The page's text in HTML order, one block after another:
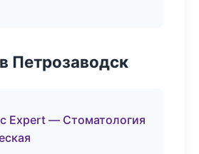
Петрозаводск
Expert — Стоматология